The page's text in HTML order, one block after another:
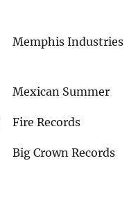
Memphis Industries
Mexican Summer
Fire Records
Big Crown Records